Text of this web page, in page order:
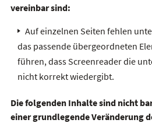
vereinbar sind:
Auf einzelnen Seiten fehlen
das passende übergeordneten
führen, dass Screenreader die
nicht korrekt wiedergibt.
Die folgenden Inhalte sind nicht
einer grundlegende Veränderung